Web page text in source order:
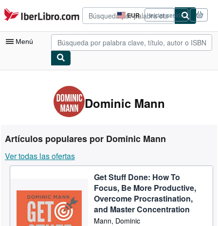
Pasar al contenido principal
IberLibro.com EUR
Preferencias
de
compra
del
Iniciar sesión
Menú
Consultar mis pedidos
Colecciones
Libros antiguos
Vendedores
Comenzar a vender
Dominic Mann
Artículos populares por Dominic Mann
Ver todas las ofertas
Get Stuff Done: How To
Focus, Be More Productive,
Overcome Procrastination,
and Master Concentration
Mann, Dominic